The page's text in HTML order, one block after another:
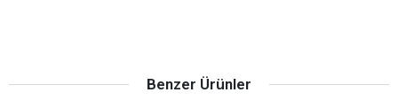
Benzer Ürünler